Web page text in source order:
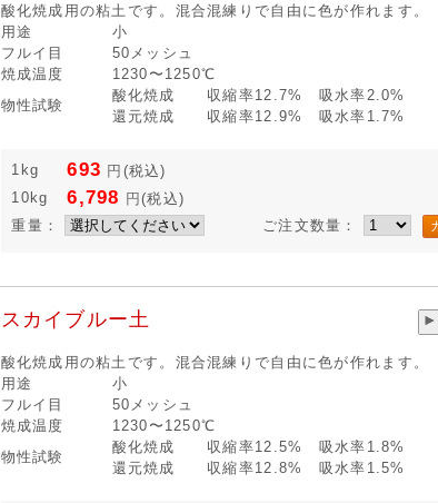
酸化焼成用の粘土です。混合混練りで自由に色が作れます。
用途
小
フルイ目
50メッシュ
焼成温度
1230〜1250℃
物性試験
酸化焼成 収縮率12.7% 吸水率2.0%
還元焼成 収縮率12.9% 吸水率1.7%
1kg 693 円 (税込)
10kg
6,798 円(税込)
重量：
ご注文数量：
スカイブルー土
酸化焼成用の粘土です。混合混練りで自由に色が作れます。
用途
小
フルイ目
50メッシュ
焼成温度
1230〜1250℃
物性試験
酸化焼成 収縮率12.5% 吸水率1.8%
還元焼成 収縮率12.8% 吸水率1.5%